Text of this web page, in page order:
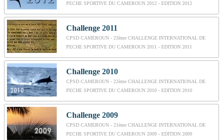
PECHE SPORTIVE DU CAMEROUN 2012 - EDITION 2012
Challenge 2011
CPSD CAMEROUN - 23ème CHALLENGE INTERNATIONAL DE
PECHE SPORTIVE DU CAMEROUN 2011 - EDITION 2011
Challenge 2010
CPSD CAMEROUN - 22ème CHALLENGE INTERNATIONAL DE
PECHE SPORTIVE DU CAMEROUN 2010 - EDITION 2010
Challenge 2009
CPSD CAMEROUN - 21ème CHALLENGE INTERNATIONAL DE
PECHE SPORTIVE DU CAMEROUN 2009 - EDITION 2009